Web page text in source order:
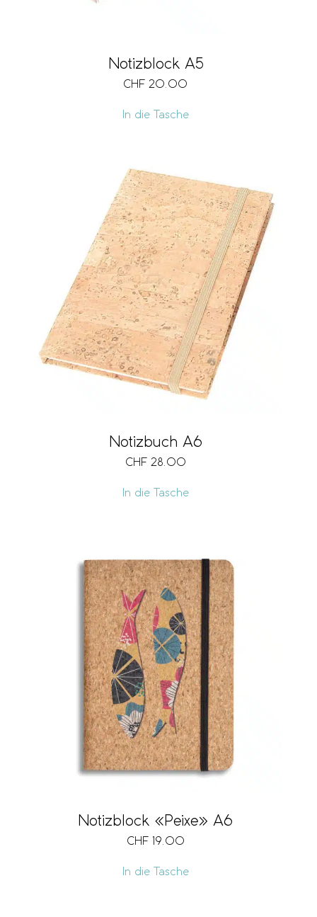
Notizblock A5
CHF 20.00
In die Tasche
Notizbuch A6
CHF 28.00
In die Tasche
Notizblock «Peixe» A6
CHF 19.00
In die Tasche